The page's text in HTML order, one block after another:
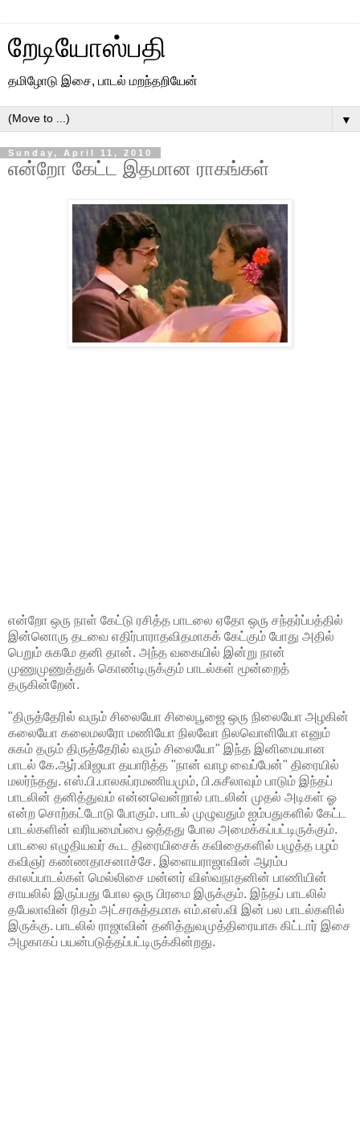
றேடியோஸ்பதி
தமிழோடு இசை, பாடல் மறந்தறியேன்
▼
Sunday, April 11, 2010
என்றோ கேட்ட இதமான ராகங்கள்
என்றோ ஒரு நாள் கேட்டு ரசித்த பாடலை ஏதோ ஒரு சந்தர்ப்பத்தில்
இன்னொரு தடவை எதிர்பாராதவிதமாகக் கேட்கும் போது அதில்
பெறும் சுகமே தனி தான். அந்த வகையில் இன்று நான்
முணுமுணுத்துக் கொண்டிருக்கும் பாடல்கள் மூன்றைத்
தருகின்றேன்.
"திருத்தேரில் வரும் சிலையோ சிலைபூஜை ஒரு நிலையோ அழகின்
கலையோ கலைமலரோ மணியோ நிலவோ நிலவொளியோ எனும்
சுகம் தரும் திருத்தேரில் வரும் சிலையோ" இந்த இனிமையான
பாடல் கே.ஆர்.விஜயா தயாரித்த "நான் வாழ வைப்பேன்" திரையில்
மலர்ந்தது. எஸ்.பி.பாலசுப்ரமணியமும், பி.சுசீலாவும் பாடும் இந்தப்
பாடலின் தனித்துவம் என்னவென்றால் பாடலின் முதல் அடிகள் ஓ
என்ற சொற்கட்டோடு போகும். பாடல் முழுவதும் ஐம்பதுகளில் கேட்ட
பாடல்களின் வரியமைப்பை ஒத்தது போல அமைக்கப்பட்டிருக்கும்.
பாடலை எழுதியவர் கூட திரையிசைக் கவிதைகளில் பழுத்த பழம்
கவிஞர் கண்ணதாசனாச்சே. இளையராஜாவின் ஆரம்ப
காலப்பாடல்கள் மெல்லிசை மன்னர் விஸ்வநாதனின் பாணியின்
சாயலில் இருப்பது போல ஒரு பிரமை இருக்கும். இந்தப் பாடலில்
தபேலாவின் ரிதம் அட்சரசுத்தமாக எம்.எஸ்.வி இன் பல பாடல்களில்
இருக்கு. பாடலில் ராஜாவின் தனித்துவமுத்திரையாக கிட்டார் இசை
அழகாகப் பயன்படுத்தப்பட்டிருக்கின்றது.